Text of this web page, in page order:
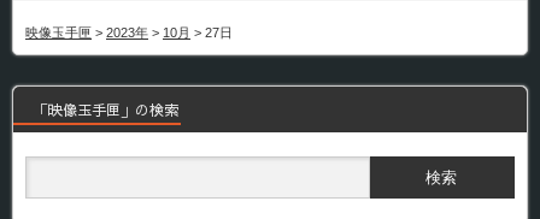
映像玉手匣 > 2023年 > 10月 > 27日
「映像玉手匣」の検索